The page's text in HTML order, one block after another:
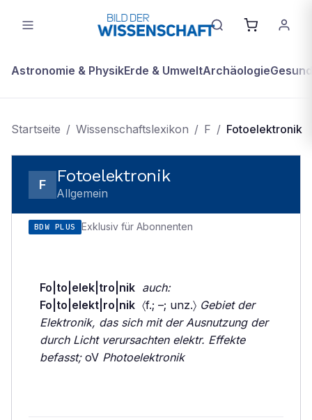
Astronomie & PhysikErde & UmweltArchäologie
Startseite / Wissenschaftslexikon / F / Fotoelektronik
F Fotoelektronik
Allgemein
BDW PLUS Exklusiv für Abonnenten
Fo|to|elek|tro|nik auch:
Fo|to|elekt|ro|nik 〈f.; –; unz.〉 Gebiet der
Elektronik, das sich mit der Ausnutzung der
durch Licht verursachten elektr. Effekte
befasst;oV Photoelektronik